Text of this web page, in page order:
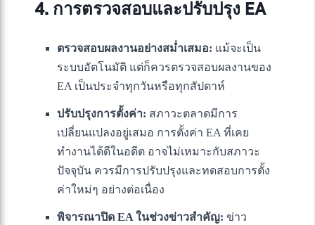
4. การตรวจสอบและปรับปรุง EA
ตรวจสอบผลงานอย่างสม่ำเสมอ: แม้จะเป็น
ระบบอัตโนมัติ แต่ก็ควรตรวจสอบผลงานของ
EA เป็นประจำทุกวันหรือทุกสัปดาห์
ปรับปรุงการตั้งค่า: สภาวะตลาดมีการ
เปลี่ยนแปลงอยู่เสมอ การตั้งค่า EA ที่เคย
ทำงานได้ดีในอดีต อาจไม่เหมาะกับสภาวะ
ปัจจุบัน ควรมีการปรับปรุงและทดสอบการตั้ง
ค่าใหม่ๆ อย่างต่อเนื่อง
พิจารณาปิด EA ในช่วงข่าวสำคัญ: ข่าว